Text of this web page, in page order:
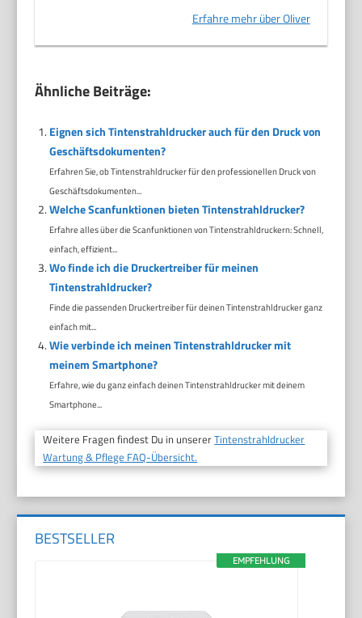
Erfahre mehr über Oliver
Ähnliche Beiträge:
Eignen sich Tintenstrahldrucker auch für den Druck von
Geschäftsdokumenten?
Erfahren Sie, ob Tintenstrahldrucker für den professionellen Druck von
Geschäftsdokumenten...
Welche Scanfunktionen bieten Tintenstrahldrucker?
Erfahre alles über die Scanfunktionen von Tintenstrahldruckern: Schnell,
einfach, effizient...
Wo finde ich die Druckertreiber für meinen
Tintenstrahldrucker?
Finde die passenden Druckertreiber für deinen Tintenstrahldrucker ganz
einfach mit...
Wie verbinde ich meinen Tintenstrahldrucker mit
meinem Smartphone?
Erfahre, wie du ganz einfach deinen Tintenstrahldrucker mit deinem
Smartphone...
Weitere Fragen findest Du in unsererTintenstrahldrucker
Wartung & Pflege FAQ-Übersicht.
BESTSELLER
EMPFEHLUNG